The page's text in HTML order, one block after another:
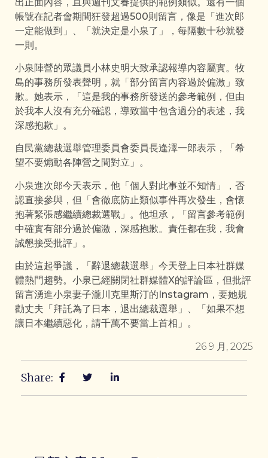
帳號在記者會期間狂發超過500則留言，像是「進次郎
一定能做到」、「就決定是小泉了」，每隔數十秒就發
一則。
小泉陣營的眾議員小林史明大致承認報導內容屬實。牧
島的事務所發表聲明，就「部分留言內容過於偏激」致
歉。她表示，「這是我的事務所發送的參考範例，但由
於我本人沒有充分確認，導致當中包含過分的表述，我
深感抱歉」。
自民黨總裁選舉管理委員會委員長逢澤一郎表示，「希
望不要煽動各陣營之間對立」。
小泉進次郎今天表示，他「個人對此事並不知情」，否
認直接參與，但「會徹底防止類似事件再次發生，會懷
抱著緊張感繼續總裁選戰」。他坦承，「留言參考範例
中確實有部分過於偏激，深感抱歉。責任都在我，我會
誠懇接受批評」。
由於這起爭議，「辭退總裁選舉」今天登上日本社群媒
體熱門趨勢。小泉已經關閉社群媒體X的評論區，但批評
留言湧進小泉妻子瀧川克里斯汀的Instagram，要她規
勸丈夫「拜託為了日本，退出總裁選舉」、「如果不想
讓日本繼續惡化，請千萬不要當上首相」。
26 9 月, 2025
Share: